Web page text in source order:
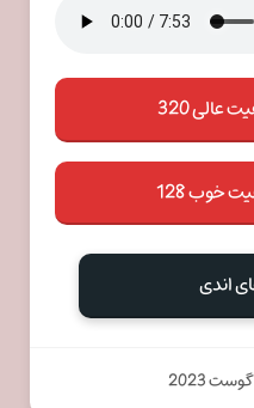
عالی 320
خوب 128
اندی